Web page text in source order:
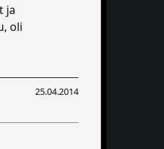
ja
oli
25.04.2014